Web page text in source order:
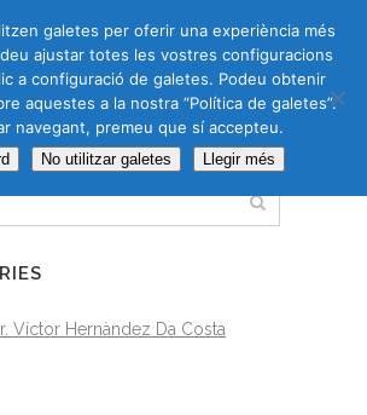
CAT ENG RUS
Víctor Hernàndez Da Costa
galetes per oferir una experiència més
ajustar totes les vostres configuracions
a configuració de galetes. Podeu obtenir
aquestes a la nostra “Política de galetes”.
navegant, premeu que sí accepteu.
No utilitzar galetes Llegir més